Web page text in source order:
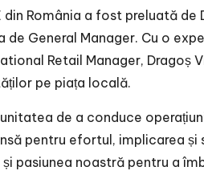
România a fost preluată de
General Manager. Cu o
Retail Manager, Dragoș
pe piața locală.
de a conduce
pentru efortul, implicarea și
pasiunea noastră pentru a